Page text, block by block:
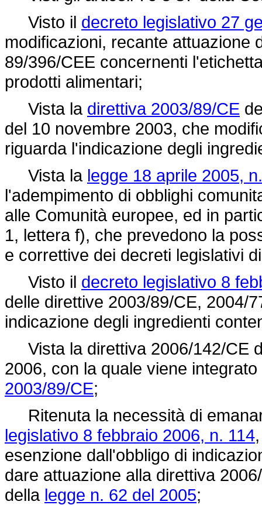
Visto il decreto legislativo 27
modificazioni, recante attuazione
89/396/CEE concernenti
prodotti alimentari;
Vista la direttiva 2003/89/CE
del 10 novembre 2003, che
riguarda l'indicazione degli
Vista la legge 18 aprile 2005,
l'adempimento di obblighi
alle Comunità europee, ed in
1, lettera f), che prevedono la
e correttive dei decreti legislativi
Visto il decreto legislativo 8
delle direttive 2003/89/CE, 2004/
indicazione degli ingredienti
Vista la direttiva 2006/142/CE
2006, con la quale viene
2003/89/CE;
Ritenuta la necessità di
legislativo 8 febbraio 2006, n. 114
esenzione dall'obbligo di
dare attuazione alla direttiva
della legge n. 62 del 2005;